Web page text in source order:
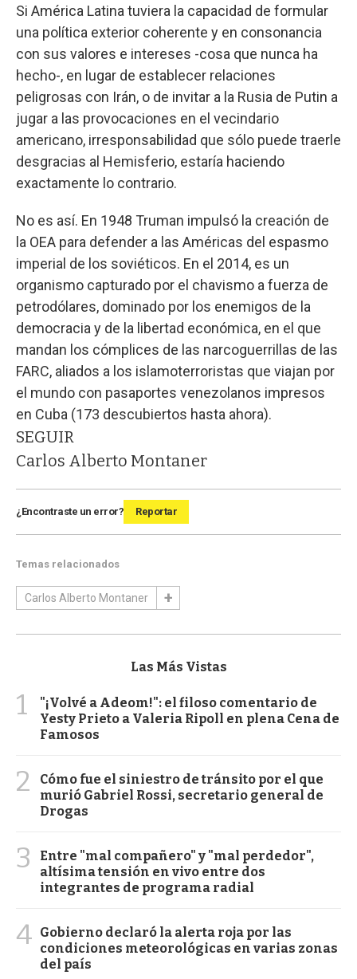
Si América Latina tuviera la capacidad de formular
una política exterior coherente y en consonancia
con sus valores e intereses -cosa que nunca ha
hecho-, en lugar de establecer relaciones
peligrosas con Irán, o de invitar a la Rusia de Putin a
jugar a las provocaciones en el vecindario
americano, irresponsabilidad que sólo puede traerle
desgracias al Hemisferio, estaría haciendo
exactamente lo contrario.
No es así. En 1948 Truman impulsó la creación de
la OEA para defender a las Américas del espasmo
imperial de los soviéticos. En el 2014, es un
organismo capturado por el chavismo a fuerza de
petrodólares, dominado por los enemigos de la
democracia y de la libertad económica, en el que
mandan los cómplices de las narcoguerrillas de las
FARC, aliados a los islamoterroristas que viajan por
el mundo con pasaportes venezolanos impresos
en Cuba (173 descubiertos hasta ahora).
SEGUIR
Carlos Alberto Montaner
¿Encontraste un error? Reportar
Temas relacionados
Carlos Alberto Montaner
Las Más Vistas
1
"¡Volvé a Adeom!": el filoso comentario de
Yesty Prieto a Valeria Ripoll en plena Cena de
Famosos
2
Cómo fue el siniestro de tránsito por el que
murió Gabriel Rossi, secretario general de
Drogas
3
Entre "mal compañero" y "mal perdedor",
altísima tensión en vivo entre dos
integrantes de programa radial
4 Gobierno declaró la alerta roja por las
condiciones meteorológicas en varias zonas
del país